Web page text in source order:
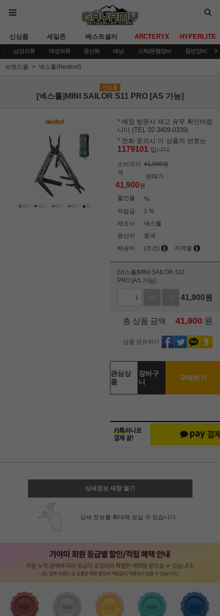
신상품 세일존 베스트셀러 ARCTERYX HYPERLITE
남성의류 여성의류 등산화 배낭 스틱/운행장비 등반장비
브랜드몰 넥스툴(Nextool)
[넥스툴]MINI SAILOR S11 PRO [AS 가능]
* 매장 방문시 재고 유무 확인바랍
니다.(TEL 02-3409-0339)
* 전화 문의시 이 상품의 번호는
1179101 입니다.
소비자가
격
41,900원
판매가
41,900원
할인율
%
적립금
1 %
제조사
넥스툴
원산지
중국
배송비
(조건) 지역별
[넥스툴]MINI SAILOR S11
PRO [AS 가능]
+1 -1 41,900원
총 상품 금액 41,900 원
상품 공유하기
관심상
품
장바구
니
구매하기
상세정보 새창 열기
상세 정보를 확대해 보실 수 있습니다.